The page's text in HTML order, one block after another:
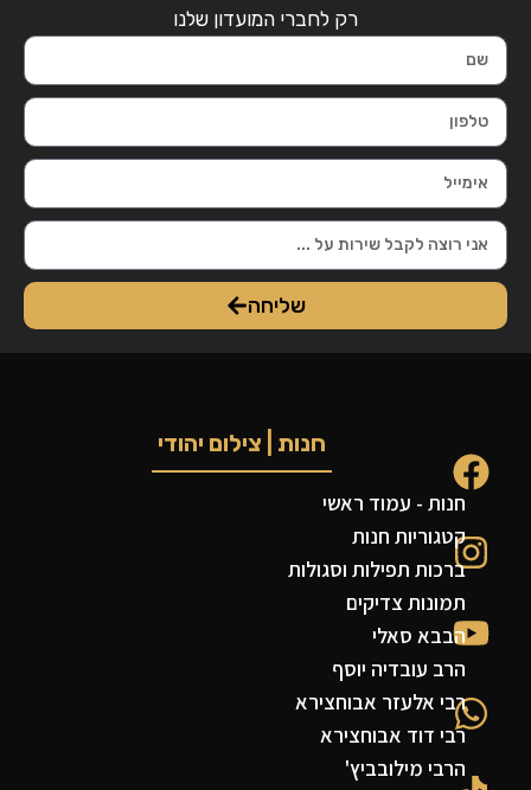
רק לחברי המועדון שלנו
שליחה
חנות | צילום יהודי
חנות - עמוד ראשי
קטגוריות חנות
ברכות תפילות וסגולות
תמונות צדיקים
הבבא סאלי
הרב עובדיה יוסף
רבי אלעזר אבוחצירא
רבי דוד אבוחצירא
הרבי מילובביץ'